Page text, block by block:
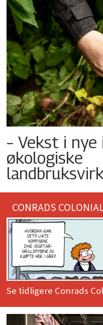
– Vekst i
økologiske
CONRADS
Se tidligere Conrads